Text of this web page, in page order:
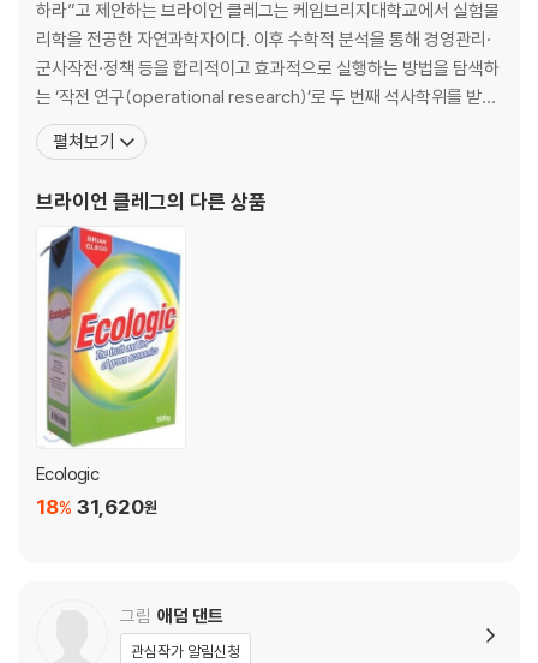
- Newton’s Law of Cooling helps you make your coffee just th
e right temperature to drink,
- How therules of antimatter are used in hospitalsfor me
- How Cassie's law
- Howthermohaline circulation dictates our weather
- How quantum tunnelling influences the
r sun , and Wien’s Law determines its colour.
This book willastound and inform in equal measure
ach principle drawn into the scene and explained with clarity b
y leading science writer Brian Clegg.
With a reference section at the back as well as profiles of the
e key principles, from
Marie Curie, Michael Faraday,Isaac Newton
understand the physics, chemistry and biology of the wor
ld around us!
하라”고 제안하는 브라이언 클레그는 케임브리지대학교에서 실험물
리학을 전공한 자연과학자이다. 이후 수학적 분석을 통해 경영관리·
군사작전·정책 등을 합리적이고 효과적으로 실행하는 방법을 탐색하
는 ‘작전 연구(operational research)’로 두 번째 석사학위를 받는
데, 이런 냉철한 분석법은 이후 모든 저술의 바탕이 된다. 졸업 후엔
브리티시 에어웨이즈에 입사해 가장 창의적인 부서로 평가받는 첨단
94년에 그는 기업이 더욱 창조적으로
펼쳐보기
브라이언 클레그의 다른 상품
Ecologic
31,620원
18%
그림 애덤 댄트
관심작가 알림신청